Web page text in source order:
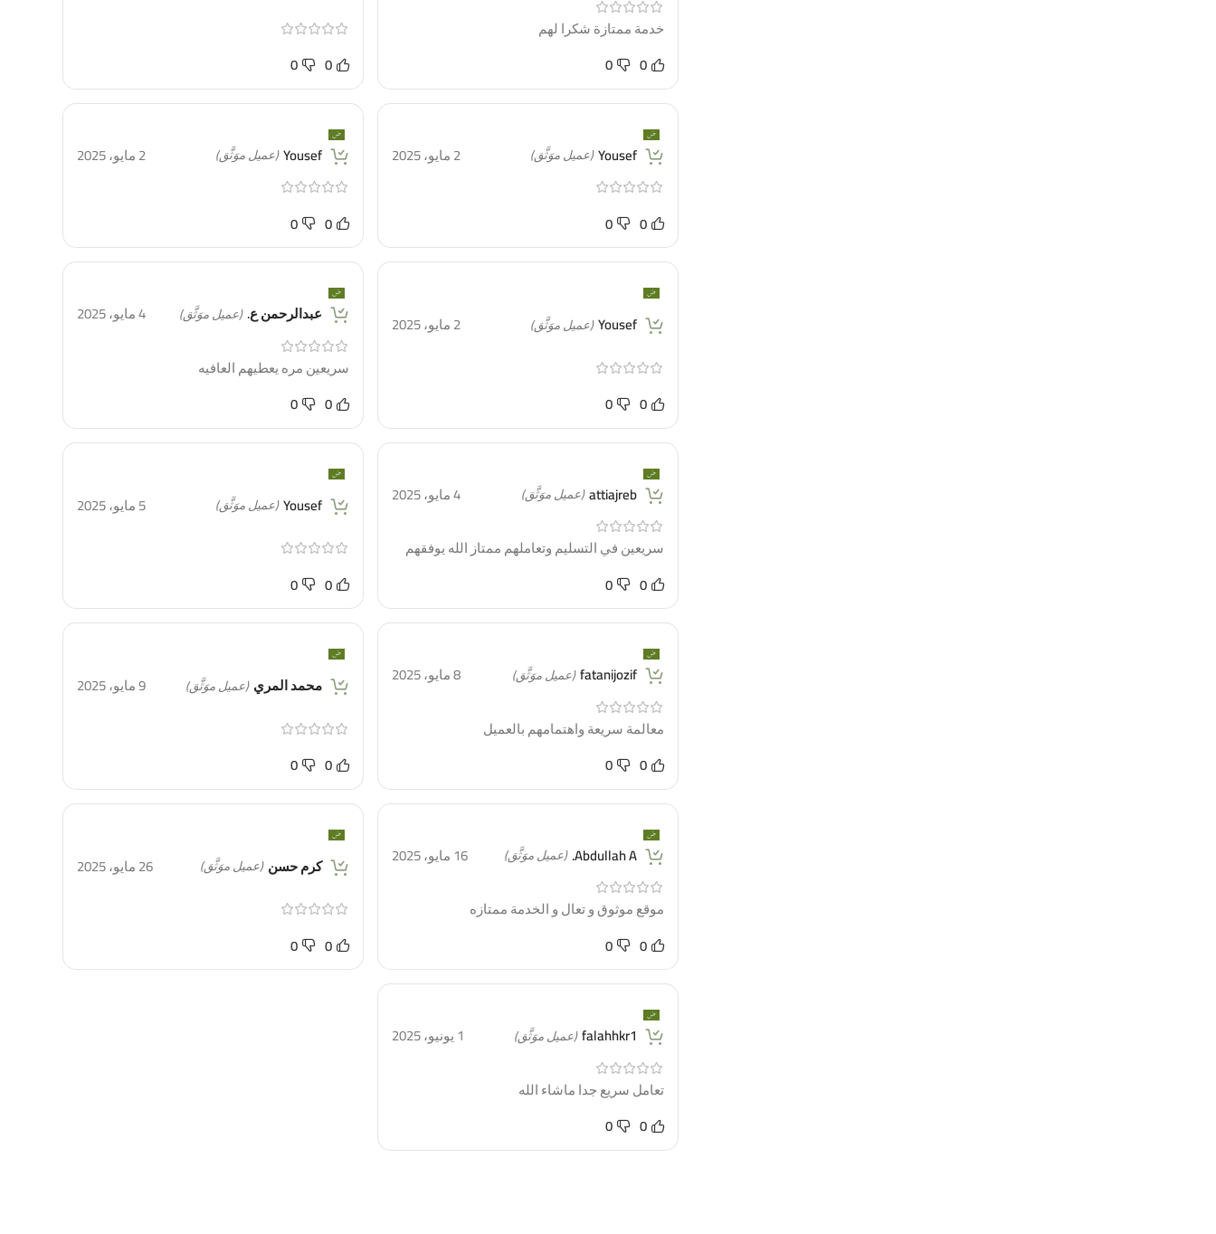
خدمة ممتازة شكرا لهم
0
0
0
0
(عميل موَثَّق) 2 مايو، 2025
0
0
(عميل موَثَّق) 2 مايو، 2025
0
0
(عميل موَثَّق) 2 مايو، 2025
0
0
عبدالرحمن ع. (عميل موَثَّق) 4 مايو، 2025
سريعين مره يعطيهم العافيه
0
0
(عميل موَثَّق) 4 مايو، 2025
سريعين في التسليم وتعاملهم ممتاز الله يوفقهم
0
0
(عميل موَثَّق) 5 مايو، 2025
0
0
(عميل موَثَّق) 8 مايو، 2025
معالمة سريعة واهتمامهم بالعميل
0
0
محمد المري (عميل موَثَّق) 9 مايو، 2025
0
0
(عميل موَثَّق) 16 مايو، 2025
موقع موثوق و تعال و الخدمة ممتازه
0
0
كرم حسن (عميل موَثَّق) 26 مايو، 2025
0
0
(عميل موَثَّق) 1 يونيو، 2025
تعامل سريع جدا ماشاء الله
0
0